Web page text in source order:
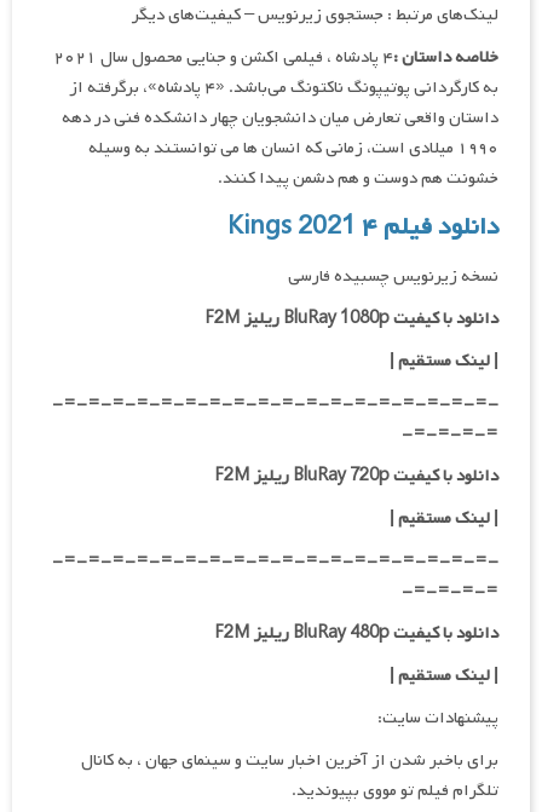
لینک‌های مرتبط : جستجوی زیرنویس – کیفیت‌های دیگر
خلاصه داستان :
۴ پادشاه ، فیلمی اکشن و جنایی محصول سال ۲۰۲۱
به کارگردانی پوتیپونگ ناکتونگ می‌باشد. «۴ پادشاه»، برگرفته از
داستان واقعی تعارض میان دانشجویان چهار دانشکده فنی در دهه
۱۹۹۰ میلادی است، زمانی که انسان ها می توانستند به وسیله
خشونت هم دوست و هم دشمن پیدا کنند.
دانلود فیلم ۴ Kings 2021
نسخه زیرنویس چسبیده فارسی
دانلود با کیفیت BluRay 1080p ریلیز F2M
|لینک مستقیم|
-=-=-=-=-=-=-=-=-=-=-=-=-=-=-=-=-=-=-
=-=-=-=-
دانلود با کیفیت BluRay 720p ریلیز F2M
| لینک مستقیم|
-=-=-=-=-=-=-=-=-=-=-=-=-=-=-=-=-=-=-
=-=-=-=-
دانلود با کیفیت BluRay 480p ریلیز F2M
| لینک مستقیم|
پیشنهادات سایت:
برای باخبر شدن از آخرین اخبار سایت و سینمای جهان ، به کانال
تلگرام فیلم تو مووی بپیوندید.